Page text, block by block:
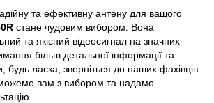
та ефективну антену для вашого
стане чудовим вибором. Вона
та якісний відеосигнал на значних
більш детальної інформації та
ласка, зверніться до наших фахівців.
вам з вибором та надамо